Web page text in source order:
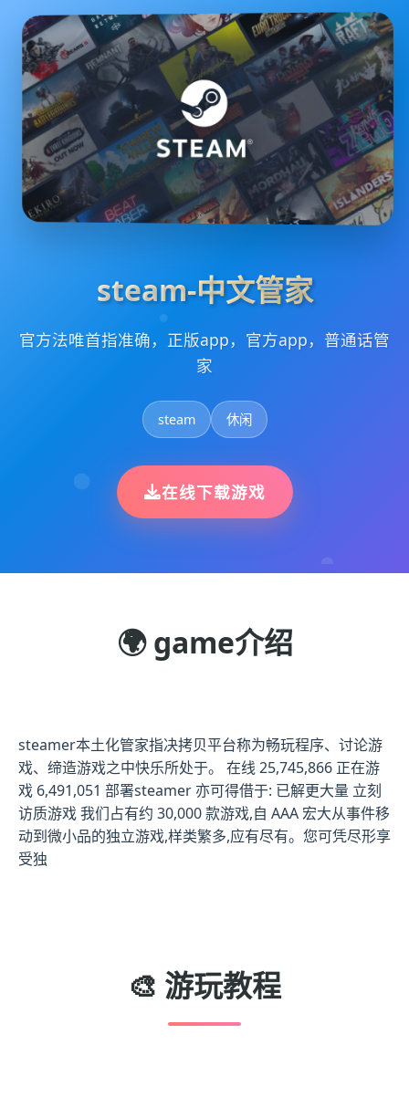
steam-中文管家
官方法唯首指准确，正版app，官方app，普通话管
家
steam 休闲
在线下载游戏
🌍 game介绍
steamer本土化管家指决拷贝平台称为畅玩程序、讨论游
戏、缔造游戏之中快乐所处于。 在线 25,745,866 正在游
戏 6,491,051 部署steamer 亦可得借于: 已解更大量 立刻
访质游戏 我们占有约 30,000 款游戏,自 AAA 宏大从事件移
动到微小品的独立游戏,样类繁多,应有尽有。您可凭尽形享
受独
🎨 游玩教程